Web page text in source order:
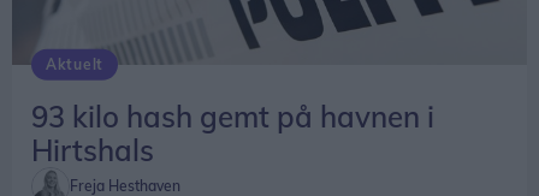
Aktuelt
93 kilo hash gemt på havnen i
Hirtshals
Freja Hesthaven